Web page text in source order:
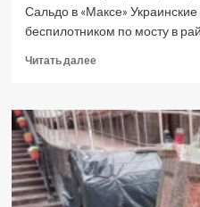
Сальдо в «Максе»
беспилотником по мосту в
Читать далееПрочитать
Движение
через
пункт
пропуска
«Джанкой»
перекрыто